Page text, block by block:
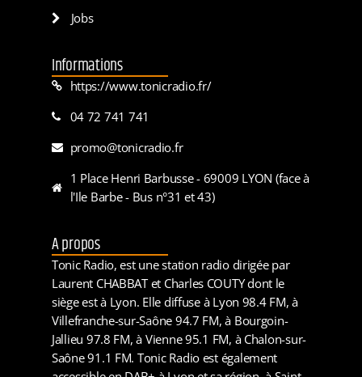
Jobs
Informations
https://www.tonicradio.fr/
04 72 741 741
promo@tonicradio.fr
1 Place Henri Barbusse - 69009 LYON (face à
l'Ile Barbe - Bus n°31 et 43)
A propos
Tonic Radio, est une station radio dirigée par
Laurent CHABBAT et Charles COUTY dont le
siège est à Lyon. Elle diffuse à Lyon 98.4 FM, à
Villefranche-sur-Saône 94.7 FM, à Bourgoin-
Jallieu 97.8 FM, à Vienne 95.1 FM, à Chalon-sur-
Saône 91.1 FM. Tonic Radio est également